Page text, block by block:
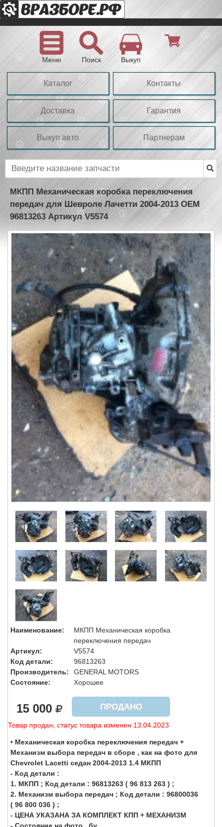
Меню Поиск Выкуп
Каталог Контакты
Доставка Гарантия
Выкуп авто Партнерам
МКПП Механическая коробка переключения
передач для Шевроле Лачетти 2004-2013 OEM
96813263 Артикул V5574
Наименование:
МКПП Механическая коробка
переключения передач
Артикул:
V5574
Код детали:
96813263
Производитель:
GENERAL MOTORS
Состояние:
Хорошее
15 000 ПРОДАНО
Товар продан, статус товара изменен 13.04.2023
• Механическая коробка переключения передач +
Механизм выбора передач в сборе , как на фото для
Chevrolet Lacetti седан 2004-2013 1.4 МКПП
- Код детали :
1. МКПП ; Код детали : 96813263 ( 96 813 263 ) ;
2. Механизм выбора передач ; Код детали : 96800036
( 96 800 036 ) ;
- ЦЕНА УКАЗАНА ЗА КОМПЛЕКТ КПП + МЕХАНИЗМ